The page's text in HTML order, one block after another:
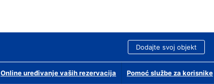
Dodajte svoj objekt
Online uređivanje vaših rezervacija Pomoć službe za korisnike